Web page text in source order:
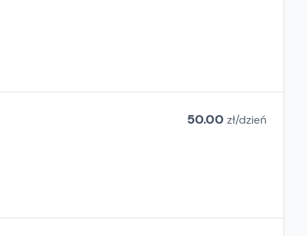
50.00 zł/dzień